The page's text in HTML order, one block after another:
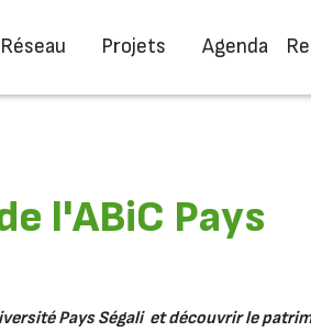
Réseau Projets Agenda
l'ABiC Pays
Pays Ségali et découvrir le